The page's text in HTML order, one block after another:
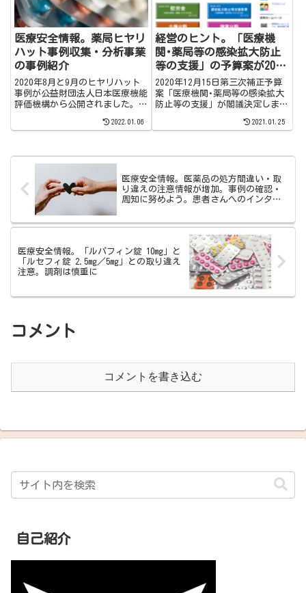
医療安全情報。薬局ヒヤリ
ハット事例収集・分析事業
の事例紹介
2020年8月と9月のヒヤリハット
事例が公益財団法人日本医療機能
評価機構から公開されました。薬
ヤリ・ハットを紹介しています。
2022.01.06
経営のヒント。「医療機
関･薬局等の感染拡大防止
等の支援」の予算案が2020
年12月15日閣議決定。補助
金をもらって今こそ薬局改
革を！
2020年12月15日第三次補正予算
案「医療機関･薬局等の感染拡大
防止等の支援」が閣議決定しまし
す。是非忘れず申請したいです
2021.01.25
医療安全情報。医薬品の処方間違い・取
り違えの注意情報が増加。事例の確認・
周知に努めよう。患者さんへのインタビ
医療安全情報。「ルパフィン錠 10mg」と
「ルセフィ錠 2.5mg／5mg」との取り違え
注意。調剤は慎重に
コメント
コメントを書き込む
自己紹介